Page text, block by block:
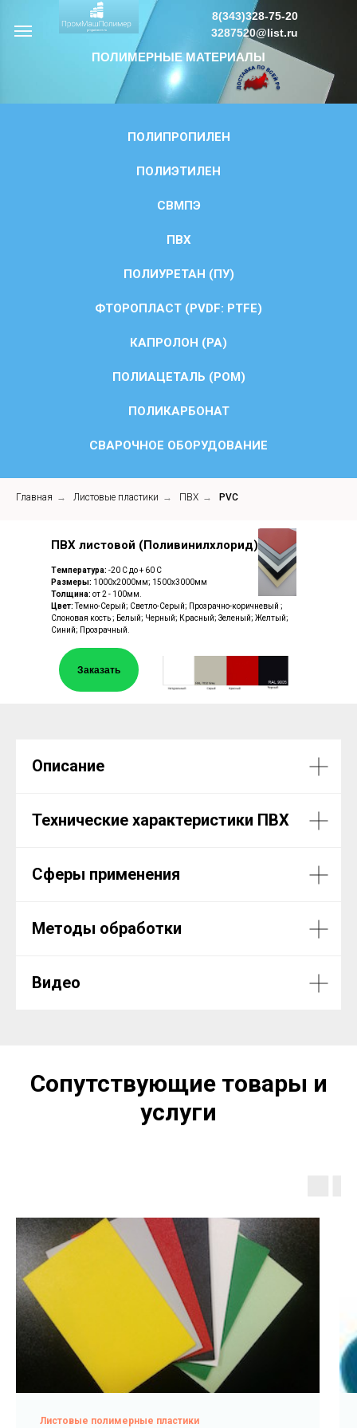
ПОЛИМЕРНЫЕ МАТЕРИАЛЫ
8(343)328-75-20
3287520@list.ru
ПОЛИПРОПИЛЕН
ПОЛИЭТИЛЕН
СВМПЭ
ПВХ
ПОЛИУРЕТАН (ПУ)
ФТОРОПЛАСТ (PVDF: PTFE)
КАПРОЛОН (PA)
ПОЛИАЦЕТАЛЬ (POM)
ПОЛИКАРБОНАТ
СВАРОЧНОЕ ОБОРУДОВАНИЕ
Главная → Листовые пластики → ПВХ → PVC
ПВХ листовой (Поливинилхлорид)
Температура: -20 С до + 60 С
Размеры: 1000х2000мм; 1500х3000мм
Толщина: от 2 - 100мм.
Цвет:Темно-Серый; Светло-Серый; Прозрачно-коричневый ;
Cлоновая кость ; Белый; Черный; Красный; Зеленый; Желтый;
Синий; Прозрачный.
Заказать
Описание
Технические характеристики ПВХ
Сферы применения
Методы обработки
Видео
Сопутствующие товары и
услуги
Листовые полимерные пластики